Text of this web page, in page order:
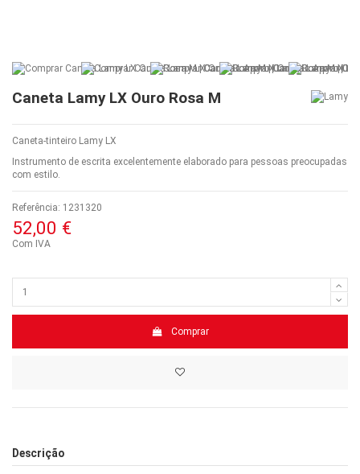
Caneta Lamy LX Ouro Rosa M
Caneta-tinteiro Lamy LX
Instrumento de escrita excelentemente elaborado para pessoas preocupadas
com estilo.
Referência: 1231320
52,00 €
Com IVA
Comprar
Descrição